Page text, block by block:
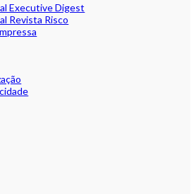
Executive Digest
Revista Risco